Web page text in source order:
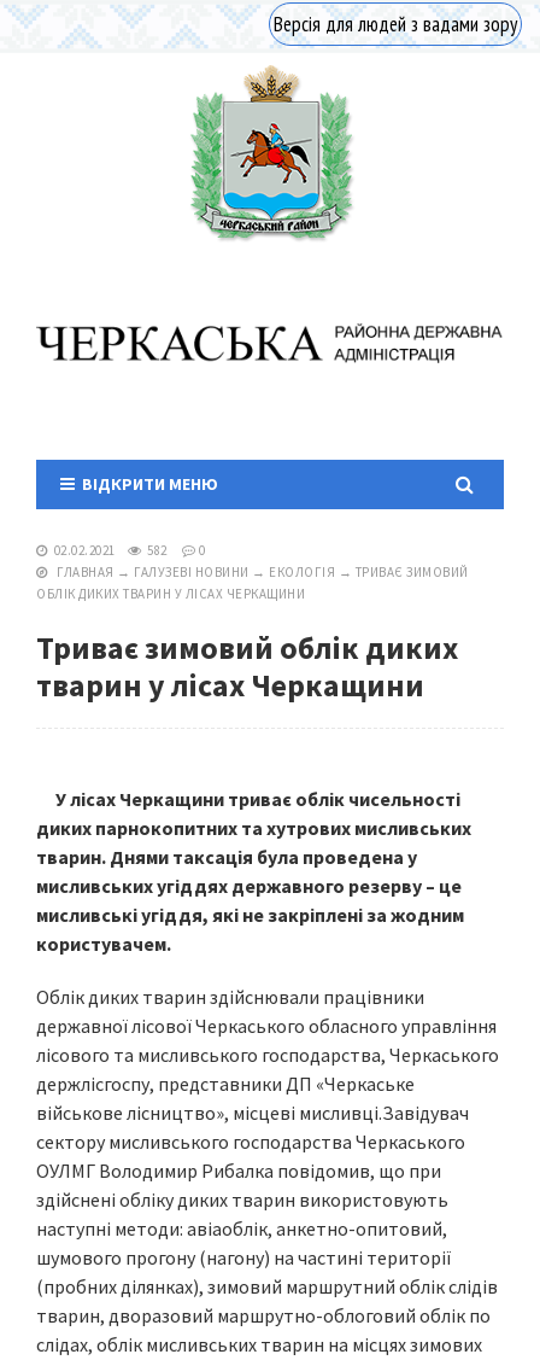
Версія для людей з вадами зору
ВІДКРИТИ МЕНЮ
02.02.2021 582
0
ГЛАВНАЯ → ГАЛУЗЕВІ НОВИНИ → ЕКОЛОГІЯ → ТРИВАЄ ЗИМОВИЙ
ОБЛІК ДИКИХ ТВАРИН У ЛІСАХ ЧЕРКАЩИНИ
Триває зимовий облік диких
тварин у лісах Черкащини
У лісах Черкащини триває облік чисельності
диких парнокопитних та хутрових мисливських
тварин. Днями таксація була проведена у
мисливських угіддях державного резерву – це
мисливські угіддя, які не закріплені за жодним
користувачем.
Облік диких тварин здійснювали працівники
державної лісової Черкаського обласного управління
лісового та мисливського господарства, Черкаського
держлісгоспу, представники ДП «Черкаське
військове лісництво», місцеві мисливці.Завідувач
сектору мисливського господарства Черкаського
ОУЛМГ Володимир Рибалка повідомив, що при
здійснені обліку диких тварин використовують
наступні методи: авіаоблік, анкетно-опитовий,
шумового прогону (нагону) на частині території
(пробних ділянках), зимовий маршрутний облік слідів
тварин, дворазовий маршрутно-облоговий облік по
слідах, облік мисливських тварин на місцях зимових